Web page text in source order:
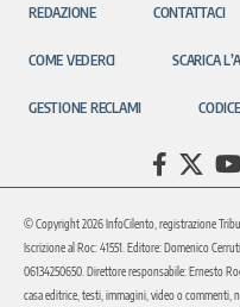
REDAZIONE CONTATTACI
COME VEDERCI SCARICA
GESTIONE RECLAMI
© Copyright 2026 InfoCilento, registrazione
Iscrizione al Roc: 41551. Editore: Domenico
06134250650. Direttore responsabile: Ernesto
casa editrice, testi, immagini, video o commenti,